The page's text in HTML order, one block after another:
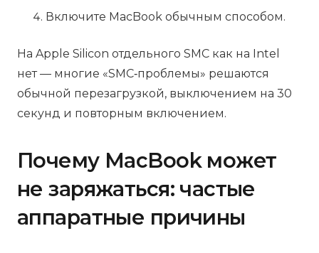
Включите MacBook обычным способом.
На Apple Silicon отдельного SMC как на Intel
нет — многие «SMC‑проблемы» решаются
обычной перезагрузкой, выключением на 30
секунд и повторным включением.
Почему MacBook может
не заряжаться: частые
аппаратные причины